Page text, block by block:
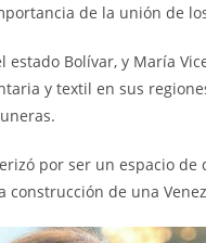
de la unión de
estado Bolívar, y María
y textil en sus
por ser un espacio
construcción de una